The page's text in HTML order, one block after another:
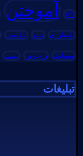
WP آموختن
تکنولوژی سئو عکاسی
وبسایت وردپرس پست
تبلیغات